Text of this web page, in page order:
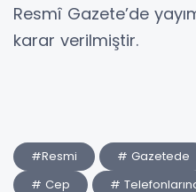
Resmî Gazete’de
karar verilmiştir.
#Resmi # Gazetede
# Cep
#